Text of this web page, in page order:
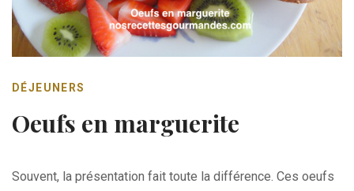
DÉJEUNERS
Oeufs en marguerite
Souvent, la présentation fait toute la différence. Ces oeufs